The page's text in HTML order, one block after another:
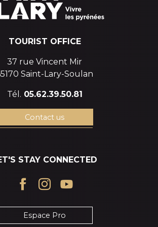
TOURIST OFFICE
37 rue Vincent Mir
Saint-Lary-Soulan
Tél. 05.62.39.50.81
Contact us
STAY CONNECTED
Espace Pro